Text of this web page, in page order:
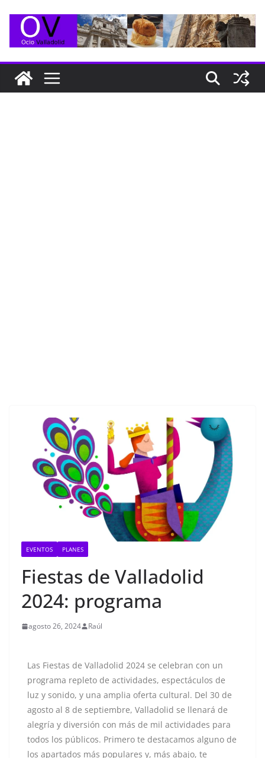
EVENTOS PLANES
Fiestas de Valladolid
2024: programa
agosto 26, 2024 Raúl
Las Fiestas de Valladolid 2024 se celebran con un
programa repleto de actividades, espectáculos de
luz y sonido, y una amplia oferta cultural. Del 30 de
agosto al 8 de septiembre, Valladolid se llenará de
alegría y diversión con más de mil actividades para
todos los públicos. Primero te destacamos alguno de
los apartados más populares y, más abajo, te